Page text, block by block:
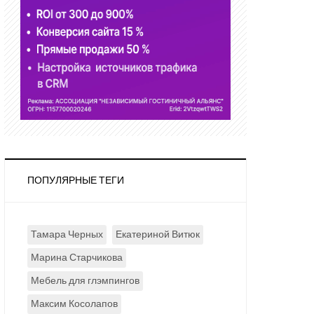
ПОПУЛЯРНЫЕ ТЕГИ
Тамара Черных
Екатериной Витюк
Марина Старчикова
Мебель для глэмпингов
Максим Косолапов